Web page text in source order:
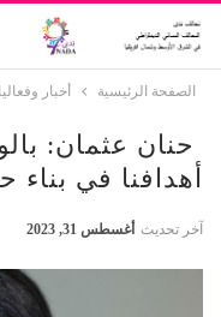
الصفحة الرئيسية أخبار
حنان عثمان:
أهدافنا في بناء
آخر تحديث أغسطس 31, 2023